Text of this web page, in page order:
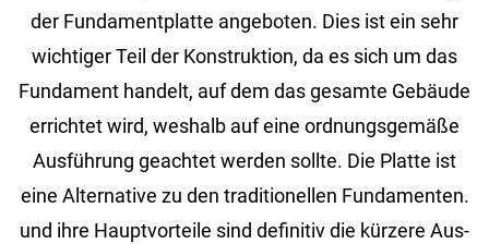
der Fun­da­ment­plat­te an­ge­bo­ten. Dies ist ein sehr
wich­ti­ger Teil der Kon­struk­ti­on, da es sich um das
Fun­da­ment han­delt, auf dem das ge­sam­te Ge­bäu­de
er­rich­tet wird, wes­halb auf eine ord­nungs­ge­mä­ße
Aus­füh­rung ge­ach­tet wer­den soll­te. Die Plat­te ist
eine Al­ter­na­ti­ve zu den tra­di­tio­nel­len Fun­da­men­ten.
und ihre Haupt­vor­tei­le sind de­fi­ni­tiv die kür­ze­re Aus­